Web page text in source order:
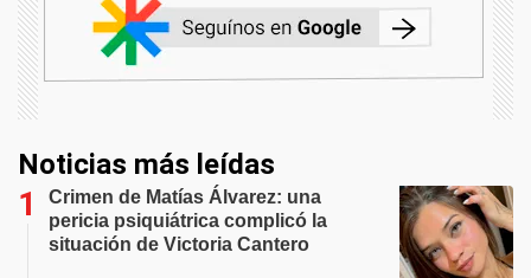
Noticias más leídas
Crimen de Matías Álvarez: una
pericia psiquiátrica complicó la
situación de Victoria Cantero